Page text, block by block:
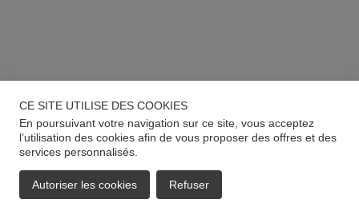
CE SITE UTILISE DES COOKIES
En poursuivant votre navigation sur ce site, vous acceptez
l’utilisation des cookies afin de vous proposer des offres et des
services personnalisés.
Autoriser les cookies Refuser